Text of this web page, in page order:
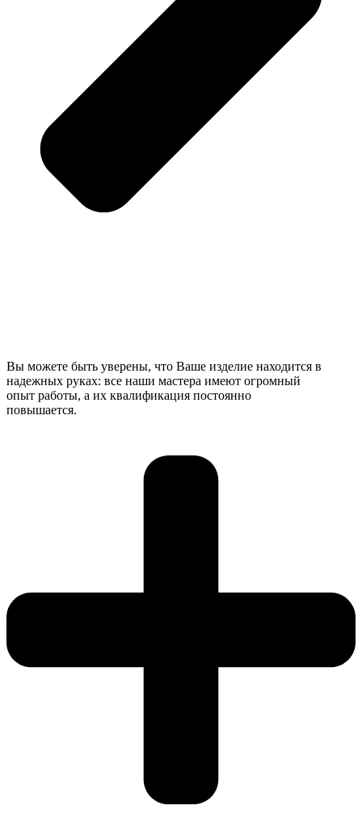
Вы можете быть уверены, что Ваше изделие находится в
надежных руках: все наши мастера имеют огромный
опыт работы, а их квалификация постоянно
повышается.